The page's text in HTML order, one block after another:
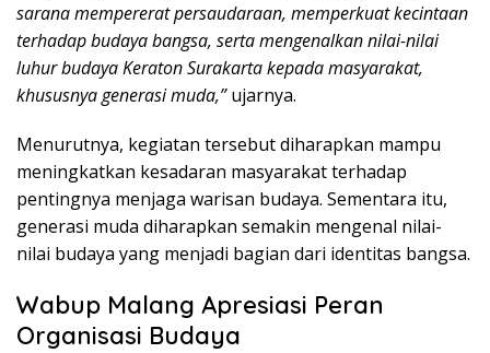
sarana mempererat persaudaraan, memperkuat kecintaan
terhadap budaya bangsa, serta mengenalkan nilai-nilai
luhur budaya Keraton Surakarta kepada masyarakat,
khususnya generasi muda,”ujarnya.
Menurutnya, kegiatan tersebut diharapkan mampu
meningkatkan kesadaran masyarakat terhadap
pentingnya menjaga warisan budaya. Sementara itu,
generasi muda diharapkan semakin mengenal nilai-
nilai budaya yang menjadi bagian dari identitas bangsa.
Wabup Malang Apresiasi Peran
Organisasi Budaya